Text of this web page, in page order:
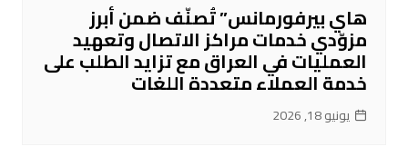
هاي بيرفورمانس” تُصنّف ضمن أبرز
مزوّدي خدمات مراكز الاتصال وتعهيد
العمليات في العراق مع تزايد الطلب على
خدمة العملاء متعددة اللغات
يونيو 18, 2026